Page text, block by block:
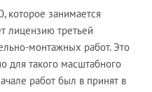
которое занимается
лицензию третьей
монтажных работ. Это
для такого масштабного
работ был в принят в